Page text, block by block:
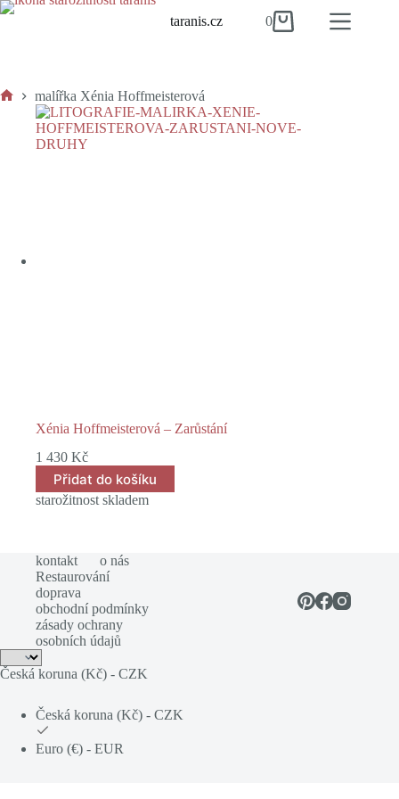
Skip
taranis.cz
Shopping
0
malířka Xénia Hoffmeisterová
Xénia Hoffmeisterová – Zarůstání
1 430 Kč
Přidat do košíku
starožitnost skladem
kontakt
o nás
Restaurování
doprava
obchodní podmínky
zásady ochrany
osobních údajů
Česká koruna (Kč) - CZK
Česká koruna (Kč) - CZK
Euro (€) - EUR